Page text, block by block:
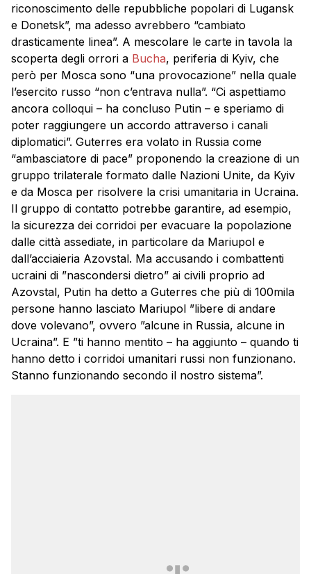
riconoscimento delle repubbliche popolari di Lugansk
e Donetsk”, ma adesso avrebbero “cambiato
drasticamente linea”. A mescolare le carte in tavola la
scoperta degli orrori a Bucha, periferia di Kyiv, che
però per Mosca sono “una provocazione” nella quale
l’esercito russo “non c’entrava nulla”. “Ci aspettiamo
ancora colloqui – ha concluso Putin – e speriamo di
poter raggiungere un accordo attraverso i canali
diplomatici”. Guterres era volato in Russia come
“ambasciatore di pace” proponendo la creazione di un
gruppo trilaterale formato dalle Nazioni Unite, da Kyiv
e da Mosca per risolvere la crisi umanitaria in Ucraina.
Il gruppo di contatto potrebbe garantire, ad esempio,
la sicurezza dei corridoi per evacuare la popolazione
dalle città assediate, in particolare da Mariupol e
dall’acciaieria Azovstal. Ma accusando i combattenti
ucraini di ”nascondersi dietro” ai civili proprio ad
Azovstal, Putin ha detto a Guterres che più di 100mila
persone hanno lasciato Mariupol ”libere di andare
dove volevano”, ovvero ”alcune in Russia, alcune in
Ucraina”. E ”ti hanno mentito – ha aggiunto – quando ti
hanno detto i corridoi umanitari russi non funzionano.
Stanno funzionando secondo il nostro sistema”.